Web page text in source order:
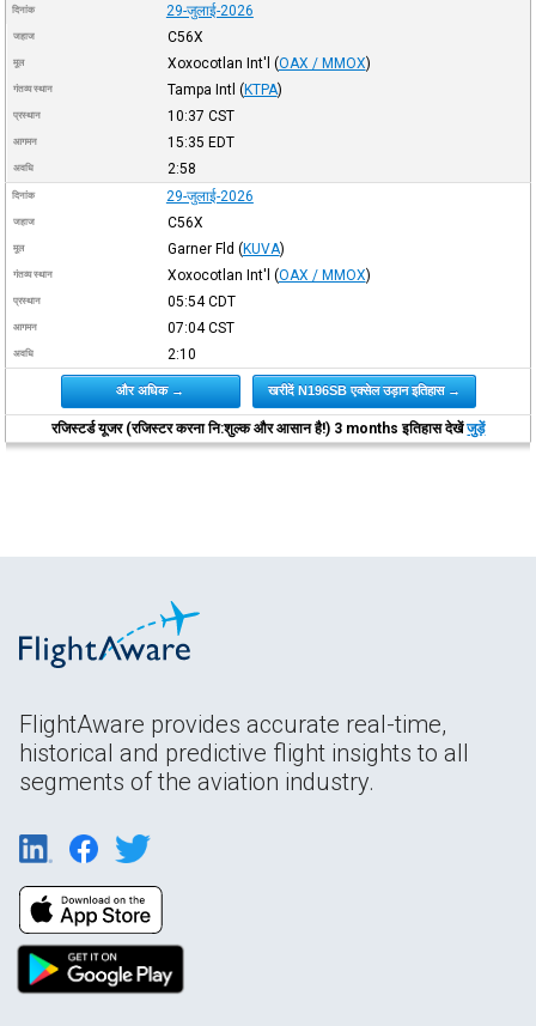
दिनांक 29-जुलाई-2026
जहाज C56X
मूल Xoxocotlan Int'l (OAX / MMOX)
गंतव्य स्थान Tampa Intl (KTPA)
प्रस्थान 10:37 CST
आगमन 15:35 EDT
अवधि 2:58
दिनांक 29-जुलाई-2026
जहाज C56X
मूल Garner Fld (KUVA)
गंतव्य स्थान Xoxocotlan Int'l (OAX / MMOX)
प्रस्थान 05:54CDT
आगमन 07:04CST
अवधि 2:10
और अधिक → खरीदें N196SB एक्सेल उड़ान इतिहास →
रजिस्टर्ड यूजर (रजिस्टर करना नि:शुल्क और आसान है!) 3 months इतिहास देखेंजुड़ें
FlightAware provides accurate real-time,
historical and predictive flight insights to all
segments of the aviation industry.